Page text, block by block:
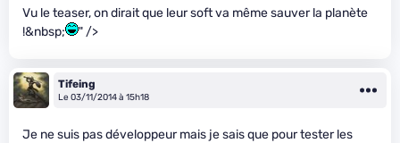
Vu le teaser, on dirait que leur soft va même sauver la planète
!&nbsp;
" />
Tifeing
Le 03/11/2014 à 15h18
Je ne suis pas développeur mais je sais que pour tester les